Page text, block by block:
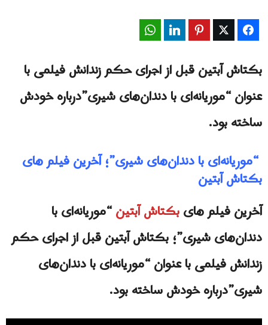
Facebook
Twitter
Pinterest
LinkedIn
بکتاش آبتين قبل از اجرای حکم زندانش فیلمی با
عنوان “موریانه‌ای با دندان‌های شیری”درباره خودش
ساخته بود.
“موریانه‌ای با دندان‌های شیری”؛ آخرين فيلم هاى
بکتاش آبتین
آخرين فيلم هاىبکتاش آبتین“موریانه‌ای با
دندان‌های شیری”؛ بکتاش آبتين قبل از اجرای حکم
زندانش فیلمی با عنوان “موریانه‌ای با دندان‌هاى
شیری”درباره خودش ساخته بود.